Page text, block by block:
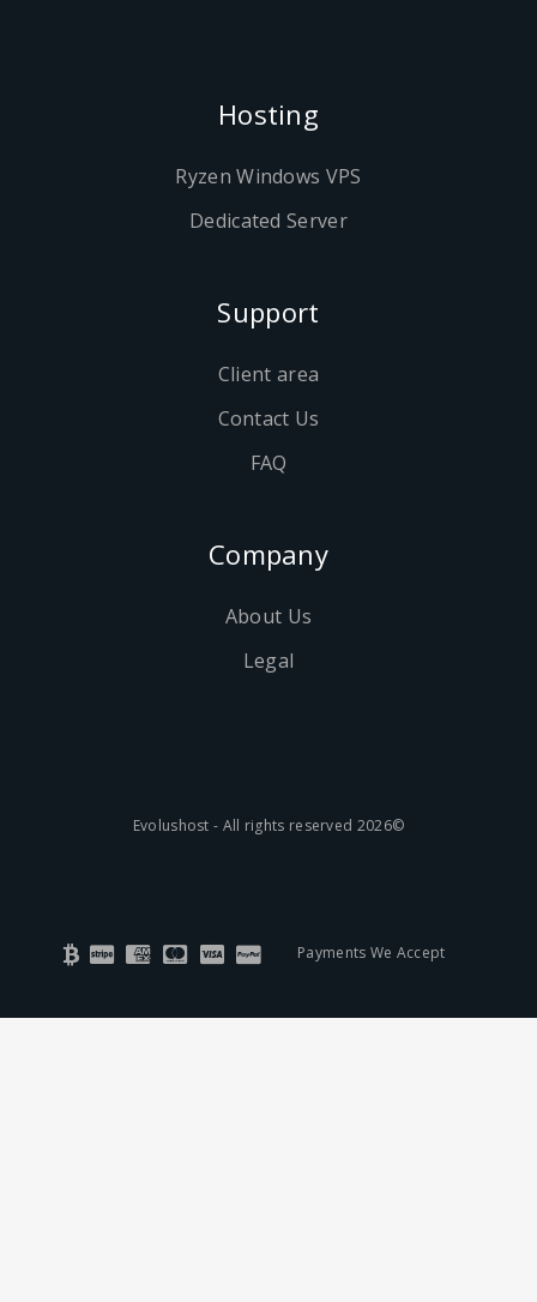
Hosting
Ryzen Windows VPS
Dedicated Server
Support
Client area
Contact Us
FAQ
Company
About Us
Legal
Payments We Accept